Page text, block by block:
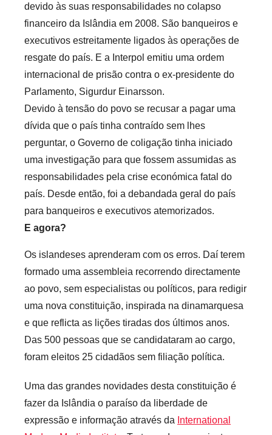
devido às suas responsabilidades no colapso
financeiro da Islândia em 2008. São banqueiros e
executivos estreitamente ligados às operações de
resgate do país. E a Interpol emitiu uma ordem
internacional de prisão contra o ex-presidente do
Parlamento, Sigurdur Einarsson.
Devido à tensão do povo se recusar a pagar uma
dívida que o país tinha contraído sem lhes
perguntar, o Governo de coligação tinha iniciado
uma investigação para que fossem assumidas as
responsabilidades pela crise económica fatal do
país. Desde então, foi a debandada geral do país
para banqueiros e executivos atemorizados.
E agora?
Os islandeses aprenderam com os erros. Daí terem
formado uma assembleia recorrendo directamente
ao povo, sem especialistas ou políticos, para redigir
uma nova constituição, inspirada na dinamarquesa
e que reflicta as lições tiradas dos últimos anos.
Das 500 pessoas que se candidataram ao cargo,
foram eleitos 25 cidadãos sem filiação política.
Uma das grandes novidades desta constituição é
fazer da Islândia o paraíso da liberdade de
expressão e informação através da International